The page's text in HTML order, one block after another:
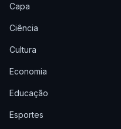
Capa
Ciência
Cultura
Economia
Educação
Esportes